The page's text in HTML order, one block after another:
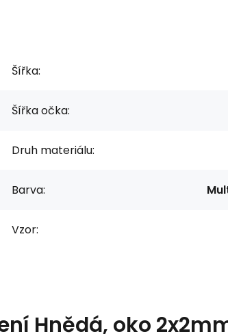
Šířka:
Šířka očka:
Druh materiálu:
Barva:
Vzor:
Hnědá, oko